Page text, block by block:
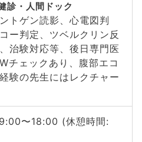
診・人間ドック
トゲン読影、心電図判
ー判定、ツベルクリン反
治験対応等、後日専門医
チェックあり、腹部エコ
験の先生にはレクチャー
〜18:00 (休憩時間: